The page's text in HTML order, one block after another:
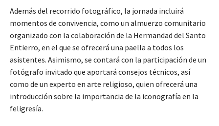
Además del recorrido fotográfico, la jornada incluirá
momentos de convivencia, como un almuerzo comunitario
organizado con la colaboración de la Hermandad del Santo
Entierro, en el que se ofrecerá una paella a todos los
asistentes. Asimismo, se contará con la participación de un
fotógrafo invitado que aportará consejos técnicos, así
como de un experto en arte religioso, quien ofrecerá una
introducción sobre la importancia de la iconografía en la
feligresía.